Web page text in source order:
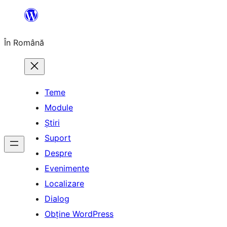
conținut
În Română
Teme
Module
Știri
Suport
Despre
Evenimente
Localizare
Dialog
Obține WordPress